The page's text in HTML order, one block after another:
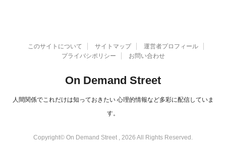
このサイトについて サイトマップ
運営者プロフィール
プライバシポリシー
お問い合わせ
On Demand Street
人間関係でこれだけは知っておきたい 心理的情報など多彩に配信していま
す。
Copyright© On Demand Street , 2026 All Rights Reserved.